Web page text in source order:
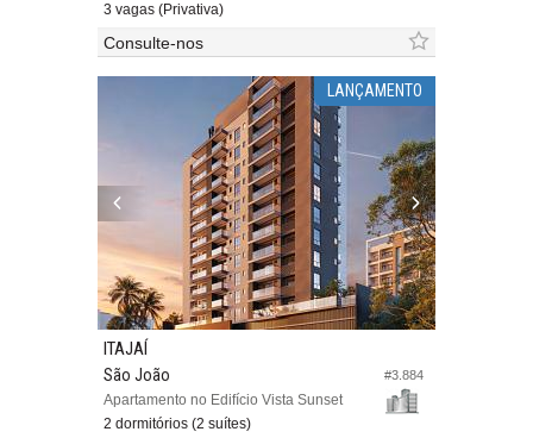
3 vagas (Privativa)
Consulte-nos
LANÇAMENTO
#3.884
ITAJAÍ
São João
Apartamento no Edifício Vista Sunset
2 dormitórios (2 suítes)